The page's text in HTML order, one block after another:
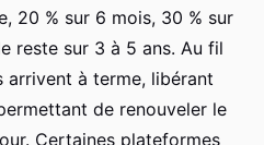
20 % sur 6 mois, 30 % sur
reste sur 3 à 5 ans. Au fil
arrivent à terme, libérant
de renouveler le
Certaines plateformes